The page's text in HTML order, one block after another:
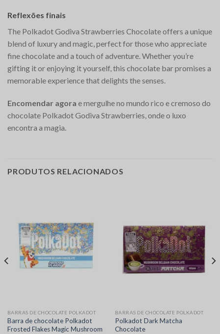
Reflexões finais
The Polkadot Godiva Strawberries Chocolate offers a unique
blend of luxury and magic, perfect for those who appreciate
fine chocolate and a touch of adventure. Whether you’re
gifting it or enjoying it yourself, this chocolate bar promises a
memorable experience that delights the senses.
Encomendar agora e mergulhe no mundo rico e cremoso do
chocolate Polkadot Godiva Strawberries, onde o luxo
encontra a magia.
PRODUTOS RELACIONADOS
BARRAS DE CHOCOLATE POLKADOT
Barra de chocolate Polkadot
Frosted Flakes Magic Mushroom
BARRAS DE CHOCOLATE POLKADOT
Polkadot Dark Matcha
Chocolate